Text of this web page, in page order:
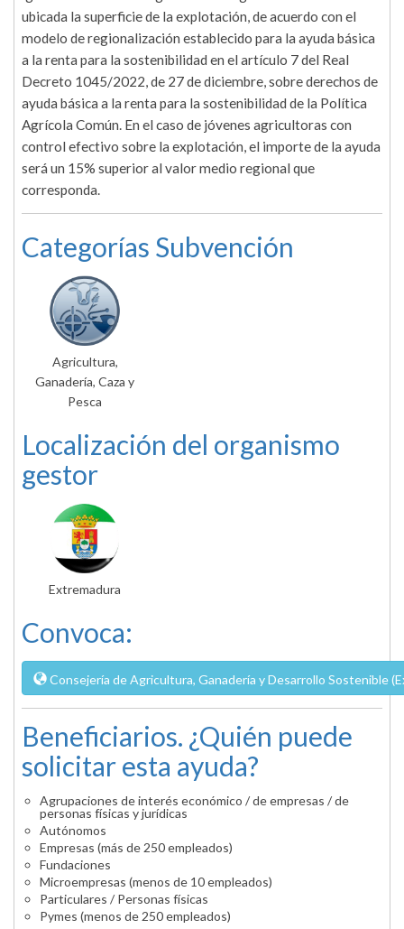
ubicada la superficie de la explotación, de acuerdo con el
modelo de regionalización establecido para la ayuda básica
a la renta para la sostenibilidad en el artículo 7 del Real
Decreto 1045/2022, de 27 de diciembre, sobre derechos de
ayuda básica a la renta para la sostenibilidad de la Política
Agrícola Común. En el caso de jóvenes agricultoras con
control efectivo sobre la explotación, el importe de la ayuda
será un 15% superior al valor medio regional que
corresponda.
Categorías Subvención
Agricultura,
Ganadería, Caza y
Pesca
Localización del organismo
gestor
Extremadura
Convoca:
Consejería de Agricultura, Ganadería y Desarrollo Sostenible
Beneficiarios. ¿Quién puede
solicitar esta ayuda?
Agrupaciones de interés económico / de empresas / de
personas físicas y jurídicas
Autónomos
Empresas (más de 250 empleados)
Fundaciones
Microempresas (menos de 10 empleados)
Particulares / Personas físicas
Pymes (menos de 250 empleados)